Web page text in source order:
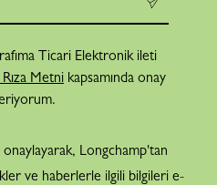
Ticari Elektronik ileti
Rıza Metni kapsamında onay
Longchamp'tan
ve haberlerle ilgili bilgileri e-